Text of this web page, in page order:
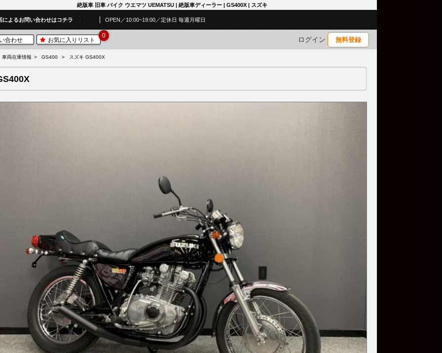
絶版車 旧車 バイク ウエマツ UEMATSU | 絶版車ディーラー | GS400X | スズキ
によるお問い合わせはコチラ OPEN／10:00~19:00／定休日 毎週月曜日
合わせ お気に入りリスト
0 ログイン 無料登録
車両在庫情報 GS400 スズキ GS400X